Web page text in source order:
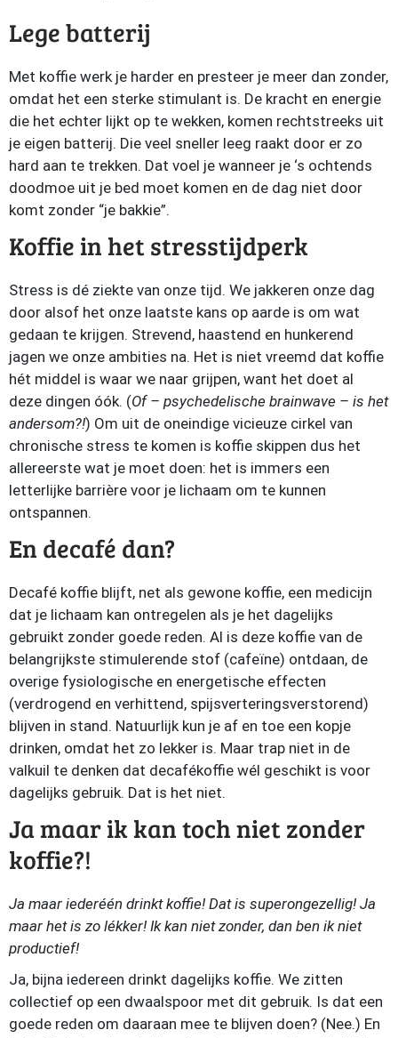
Lege batterij
Met koffie werk je harder en presteer je meer dan zonder,
omdat het een sterke stimulant is. De kracht en energie
die het echter lijkt op te wekken, komen rechtstreeks uit
je eigen batterij. Die veel sneller leeg raakt door er zo
hard aan te trekken. Dat voel je wanneer je ‘s ochtends
doodmoe uit je bed moet komen en de dag niet door
komt zonder “je bakkie”.
Koffie in het stresstijdperk
Stress is dé ziekte van onze tijd. We jakkeren onze dag
door alsof het onze laatste kans op aarde is om wat
gedaan te krijgen. Strevend, haastend en hunkerend
jagen we onze ambities na. Het is niet vreemd dat koffie
hét middel is waar we naar grijpen, want het doet al
deze dingen óók. (Of – psychedelische brainwave – is het
andersom?!) Om uit de oneindige vicieuze cirkel van
chronische stress te komen is koffie skippen dus het
allereerste wat je moet doen: het is immers een
letterlijke barrière voor je lichaam om te kunnen
ontspannen.
En decafé dan?
Decafé koffie blijft, net als gewone koffie, een medicijn
dat je lichaam kan ontregelen als je het dagelijks
gebruikt zonder goede reden. Al is deze koffie van de
belangrijkste stimulerende stof (cafeïne) ontdaan, de
overige fysiologische en energetische effecten
(verdrogend en verhittend, spijsverteringsverstorend)
blijven in stand. Natuurlijk kun je af en toe een kopje
drinken, omdat het zo lekker is. Maar trap niet in de
valkuil te denken dat decafékoffie wél geschikt is voor
dagelijks gebruik. Dat is het niet.
Ja maar ik kan toch niet zonder
koffie?!
Ja maar iederéén drinkt koffie! Dat is superongezellig! Ja
maar het is zo lékker! Ik kan niet zonder, dan ben ik niet
productief!
Ja, bijna iedereen drinkt dagelijks koffie. We zitten
collectief op een dwaalspoor met dit gebruik. Is dat een
goede reden om daaraan mee te blijven doen? (Nee.) En